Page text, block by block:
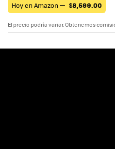
Hoy en Amazon — $8,599.00
El precio podría variar. Obtenemos